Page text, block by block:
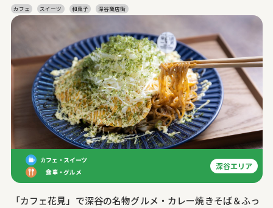
カフェ スイーツ 和菓子 深谷商店街
カフェ・スイーツ
食事・グルメ
深谷エリア
「カフェ花見」で深谷の名物グルメ・カレー焼きそば＆ふっ